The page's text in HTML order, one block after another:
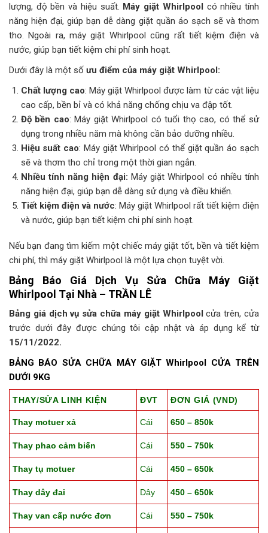
lượng, độ bền và hiệu suất. Máy giặt Whirlpool có nhiều tính
năng hiện đại, giúp bạn dễ dàng giặt quần áo sạch sẽ và thơm
tho. Ngoài ra, máy giặt Whirlpool cũng rất tiết kiệm điện và
nước, giúp bạn tiết kiệm chi phí sinh hoạt.
Dưới đây là một số ưu điểm của máy giặt Whirlpool:
Chất lượng cao: Máy giặt Whirlpool được làm từ các vật liệu
cao cấp, bền bỉ và có khả năng chống chịu va đập tốt.
Độ bền cao: Máy giặt Whirlpool có tuổi thọ cao, có thể sử
dụng trong nhiều năm mà không cần bảo dưỡng nhiều.
Hiệu suất cao: Máy giặt Whirlpool có thể giặt quần áo sạch
sẽ và thơm tho chỉ trong một thời gian ngắn.
Nhiều tính năng hiện đại: Máy giặt Whirlpool có nhiều tính
năng hiện đại, giúp bạn dễ dàng sử dụng và điều khiển.
Tiết kiệm điện và nước: Máy giặt Whirlpool rất tiết kiệm điện
và nước, giúp bạn tiết kiệm chi phí sinh hoạt.
Nếu bạn đang tìm kiếm một chiếc máy giặt tốt, bền và tiết kiệm
chi phí, thì máy giặt Whirlpool là một lựa chọn tuyệt vời.
Bảng Báo Giá Dịch Vụ Sửa Chữa Máy Giặt
Whirlpool Tại Nhà – TRẦN LÊ
Bảng giá dịch vụ sửa chữa máy giặt Whirlpoolcửa trên, cửa
trước dưới đây được chúng tôi cập nhật và áp dụng kể từ
15/11/2022.
BẢNG BÁO SỬA CHỮA MÁY GIẶT Whirlpool CỬA TRÊN
DƯỚI 9KG
THAY/SỬA LINH KIỆN ĐVT ĐƠN GIÁ (VND)
Thay motuer xả Cái 650 – 850k
Thay phao cảm biến Cái 550 – 750k
Thay tụ motuer Cái 450 – 650k
Thay dây đai Dây 450 – 650k
Thay van cấp nước đơn Cái 550 – 750k